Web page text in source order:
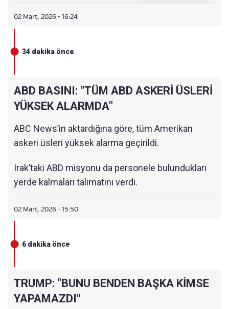
bileşenlerin koordinasyonuyla yapıldı.
operasyon ve bir süre daha devam edecek.
Bakanımızın talimatıyla, Başkan'a farklı
seçenekler sunduk. Genelkurmay sistematik
şekilde askeri faaliyetleri konumlandırmaya
vermesini sağladık. Binlerce askerimiz 4. ve 5.
nesil savaş uçakları, savaş gemilerinden hepsi
koordine edildi.
"Kuvvetlerin sevkiyatı devam ediyor. Yeni güçlerin
02 Mart, 2026 - 16:24
34 dakika önce
ABD BASINI: "TÜM ABD ASKERİ ÜSLERİ
YÜKSEK ALARMDA"
ABC News’in aktardığına göre, tüm Amerikan
askeri üsleri yüksek alarma geçirildi.
Irak’taki ABD misyonu da personele bulundukları
yerde kalmaları talimatını verdi.
02 Mart, 2026 - 15:50
6 dakika önce
TRUMP: "BUNU BENDEN BAŞKA KİMSE
YAPAMAZDI"